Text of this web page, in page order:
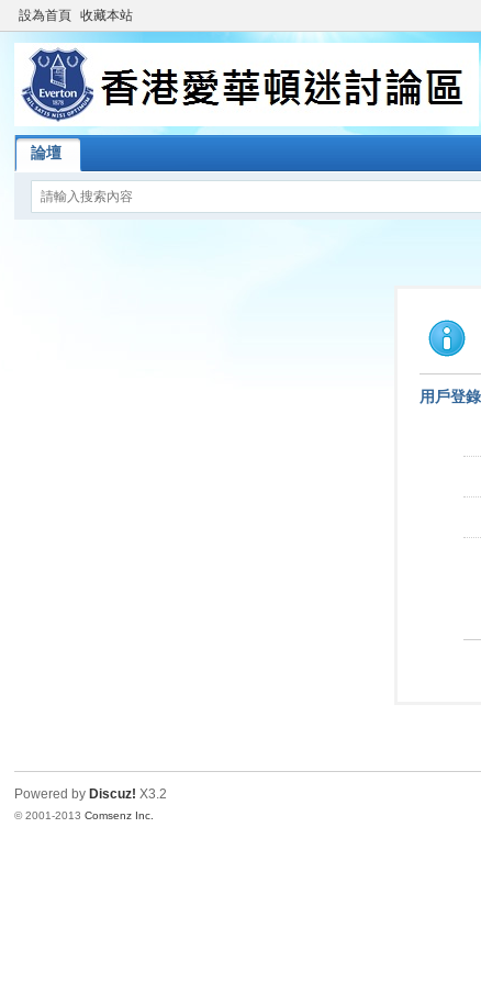
設為首頁 收藏本站
論壇
用戶登錄
Powered by Discuz! X3.2
© 2001-2013Comsenz Inc.